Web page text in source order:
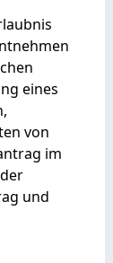
eines
von
im
und